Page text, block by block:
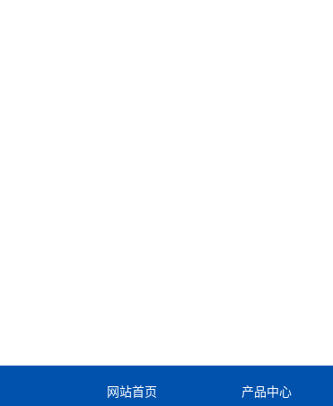
网站首页 产品中心